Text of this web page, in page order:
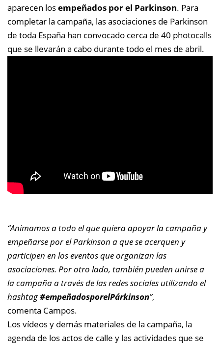
aparecen losempeñados por el Parkinson. Para
completar la campaña, las asociaciones de Parkinson
de toda España han convocado cerca de 40 photocalls
que se llevarán a cabo durante todo el mes de abril.
“Animamos a todo el que quiera apoyar la campaña y
empeñarse por el Parkinson a que se acerquen y
participen en los eventos que organizan las
asociaciones. Por otro lado, también pueden unirse a
la campaña a través de las redes sociales utilizando el
hashtag#empeñadosporelPárkinson”,
comenta Campos.
Los vídeos y demás materiales de la campaña, la
agenda de los actos de calle y las actividades que se